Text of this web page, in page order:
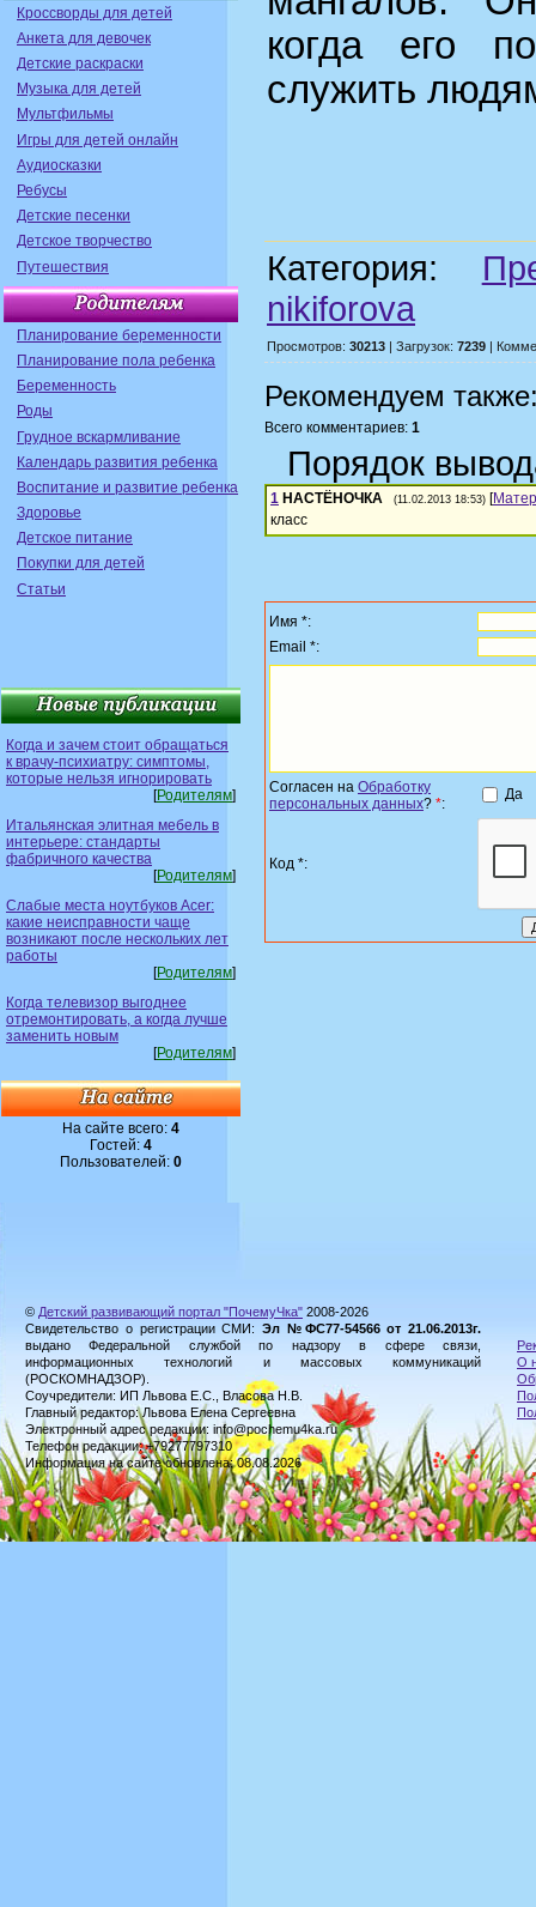
Кроссворды для детей
Анкета для девочек
Детские раскраски
Музыка для детей
Мультфильмы
Игры для детей онлайн
Аудиосказки
Ребусы
Детские песенки
Детское творчество
Путешествия
Планирование беременности
Планирование пола ребенка
Беременность
Роды
Грудное вскармливание
Календарь развития ребенка
Воспитание и развитие ребенка
Здоровье
Детское питание
Покупки для детей
Статьи
Когда и зачем стоит обращаться
к врачу-психиатру: симптомы,
которые нельзя игнорировать
[Родителям]
Итальянская элитная мебель в
интерьере: стандарты
фабричного качества
[Родителям]
Слабые места ноутбуков Acer:
какие неисправности чаще
возникают после нескольких лет
работы
[Родителям]
Когда телевизор выгоднее
отремонтировать, а когда лучше
заменить новым
[Родителям]
На сайте всего: 4
Гостей: 4
Пользователей: 0
когда его
служить
Категория:
nikiforova
Просмотров: 30213 | Загрузок: 7239 |
Рекомендуем
Всего комментариев: 1
Порядок
1 НАСТЁНОЧКА (11.02.2013 18:53) [
класс
Имя *:
Email *:
Согласен на Обработку
персональных данных? *:
Да
Код *:
© Детский развивающий портал "ПочемуЧка" 2008-2026
Свидетельство о регистрации СМИ: Эл №ФС77-54566 от 21.06.2013г.
выдано Федеральной службой по надзору в сфере связи,
информационных технологий и массовых коммуникаций
(РОСКОМНАДЗОР).
Соучредители: ИП Львова Е.С., Власова Н.В.
Главный редактор: Львова Елена Сергеевна
Электронный адрес редакции: info@pochemu4ka.ru
Телефон редакции: +79277797310
Информация на сайте обновлена: 08.08.2026
О